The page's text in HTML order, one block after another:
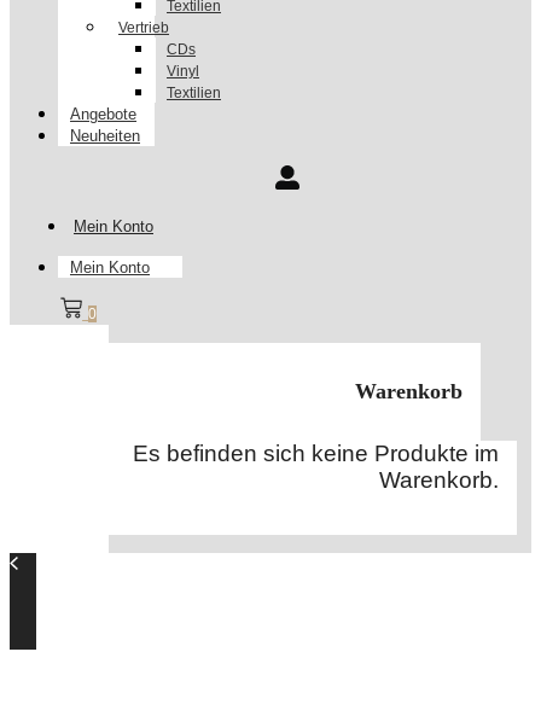
Textilien
Vertrieb
CDs
Vinyl
Textilien
Angebote
Neuheiten
Mein Konto
Mein Konto
0
Warenkorb
Es befinden sich keine Produkte im
Warenkorb.